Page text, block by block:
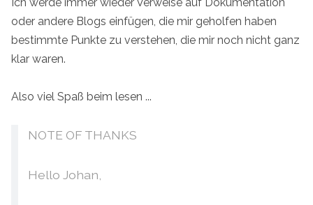
oder andere Blogs einfügen, die mir geholfen haben
bestimmte Punkte zu verstehen, die mir noch nicht ganz
klar waren.
Also viel Spaß beim lesen ...
NOTE OF THANKS
Hello Johan,